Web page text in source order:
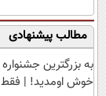
مطالب پیشنهادی
به بزرگترین
خوش اومدید! | فقط ۲۵ میلیون !